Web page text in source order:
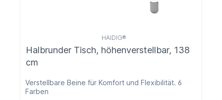
HAIDIG®
Halbrunder Tisch, höhenverstellbar, 138
cm
Verstellbare Beine für Komfort und Flexibilität. 6
Farben